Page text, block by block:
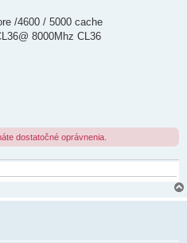
/4600 / 5000 cache
8000Mhz CL36
dostatočné oprávnenia.